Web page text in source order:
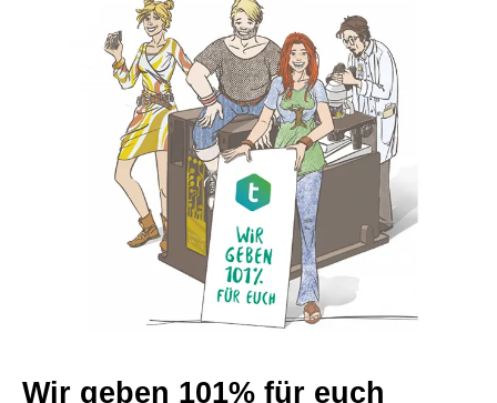
Wir geben 101% für euch